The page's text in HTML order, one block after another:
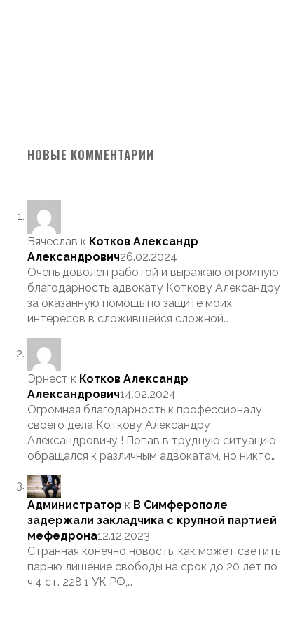
НОВЫЕ КОММЕНТАРИИ
Вячеслав к Котков Александр
Александрович26.02.2024
Очень доволен работой и выражаю огромную
благодарность адвокату Коткову Александру
за оказанную помощь по защите моих
интересов в сложившейся сложной…
Эрнест к Котков Александр
Александрович14.02.2024
Огромная благодарность к профессионалу
своего дела Коткову Александру
Александровичу ! Попав в трудную ситуацию
обращался к различным адвокатам, но никто…
Администратор к В Симферополе
задержали закладчика с крупной партией
мефедрона12.12.2023
Странная конечно новость, как может светить
парню лишение свободы на срок до 20 лет по
ч.4 ст. 228.1 УК РФ,…